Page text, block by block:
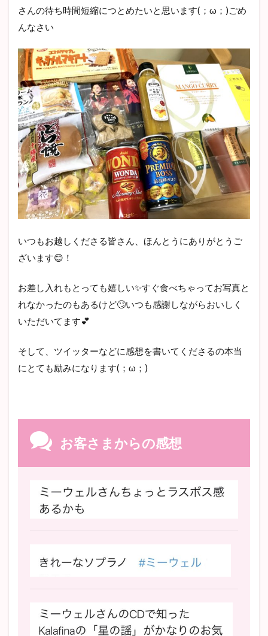
さんの待ち時間短縮につとめたいと思います(；ω；)ごめ
んなさい
いつもお越しくださる皆さん、ほんとうにありがとうご
ざいます😊！
お差し入れもとっても嬉しい✨すぐ食べちゃってお写真と
れなかったのもあるけど🙄いつも感謝しながらおいしく
いただいてます💕
そして、ツイッターなどに感想を書いてくださるの本当
にとても励みになります(；ω；)
お客さまからの感想